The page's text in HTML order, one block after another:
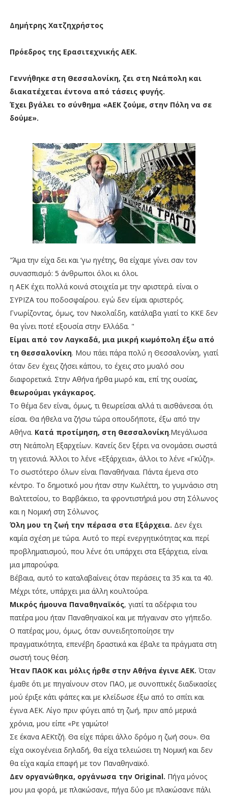
Δημήτρης Χατζηχρήστος
Πρόεδρος της Ερασιτεχνικής ΑΕΚ.
Γεννήθηκε στη Θεσσαλονίκη, ζει στη Νεάπολη και
διακατέχεται έντονα από τάσεις φυγής.
Έχει βγάλει το σύνθημα «ΑΕΚ ζούμε, στην Πόλη να σε
δούμε».
"Άμα την είχα δει και ‘γω ηγέτης, θα είχαμε γίνει σαν τον
συνασπισμό: 5 άνθρωποι όλοι κι όλοι.
η ΑΕΚ έχει πολλά κοινά στοιχεία με την αριστερά. είναι ο
ΣΥΡΙΖΑ του ποδοσφαίρου. εγώ δεν είμαι αριστερός.
Γνωρίζοντας, όμως, τον Νικολαΐδη, κατάλαβα γιατί το ΚΚΕ δεν
θα γίνει ποτέ εξουσία στην Ελλάδα. "
Είμαι από τον Λαγκαδά, μια μικρή κωμόπολη έξω από
τη Θεσσαλονίκη. Μου πάει πάρα πολύ η Θεσσαλονίκη, γιατί
όταν δεν έχεις ζήσει κάπου, το έχεις στο μυαλό σου
διαφορετικά. Στην Αθήνα ήρθα μωρό και, επί της ουσίας,
θεωρούμαι γκάγκαρος.
Το θέμα δεν είναι, όμως, τι θεωρείσαι αλλά τι αισθάνεσαι ότι
είσαι. Θα ήθελα να ζήσω τώρα οπουδήποτε, έξω από την
Αθήνα. Κατά προτίμηση, στη Θεσσαλονίκη.Μεγάλωσα
στη Νεάπολη Εξαρχείων. Κανείς δεν ξέρει να ονομάσει σωστά
τη γειτονιά. Άλλοι το λένε «Εξάρχεια», άλλοι το λένε «Γκύζη».
Το σωστότερο όλων είναι Παναθήναια. Πάντα έμενα στο
κέντρο. Το δημοτικό μου ήταν στην Κωλέττη, το γυμνάσιο στη
Βαλτετσίου, το Βαρβάκειο, τα φροντιστήριά μου στη Σόλωνος
και η Νομική στη Σόλωνος.
Όλη μου τη ζωή την πέρασα στα Εξάρχεια. Δεν έχει
καμία σχέση με τώρα. Αυτό το περί ενεργητικότητας και περί
προβληματισμού, που λένε ότι υπάρχει στα Εξάρχεια, είναι
μια μπαρούφα.
Βέβαια, αυτό το καταλαβαίνεις όταν περάσεις τα 35 και τα 40.
Μέχρι τότε, υπάρχει μια άλλη κουλτούρα.
Μικρός ήμουνα Παναθηναϊκός, γιατί τα αδέρφια του
πατέρα μου ήταν Παναθηναϊκοί και με πήγαιναν στο γήπεδο.
Ο πατέρας μου, όμως, όταν συνειδητοποίησε την
πραγματικότητα, επενέβη δραστικά και έβαλε τα πράγματα στη
σωστή τους θέση.
Ήταν ΠΑΟΚ και μόλις ήρθε στην Αθήνα έγινε ΑΕΚ. Όταν
έμαθε ότι με πηγαίνουν στον ΠΑΟ, με συνοπτικές διαδικασίες
μού έριξε κάτι φάπες και με κλείδωσε έξω από το σπίτι και
έγινα ΑΕΚ. Λίγο πριν φύγει από τη ζωή, πριν από μερικά
χρόνια, μου είπε «Ρε γαμώτο!
Σε έκανα ΑΕΚτζή. Θα είχε πάρει άλλο δρόμο η ζωή σου». Θα
είχα οικογένεια δηλαδή, θα είχα τελειώσει τη Νομική και δεν
θα είχα καμία επαφή με τον Παναθηναϊκό.
Δεν οργανώθηκα, οργάνωσα την Original. Πήγα μόνος
μου μια φορά, με πλακώσανε, πήγα δύο με πλακώσανε πάλι